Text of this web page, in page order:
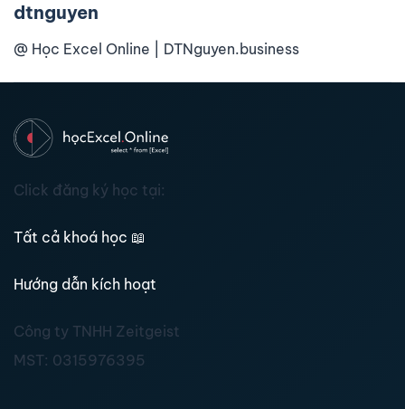
dtnguyen
@ Học Excel Online | DTNguyen.business
Click đăng ký học tại:
Tất cả khoá học 📖
Hướng dẫn kích hoạt
Công ty TNHH Zeitgeist
MST: 0315976395